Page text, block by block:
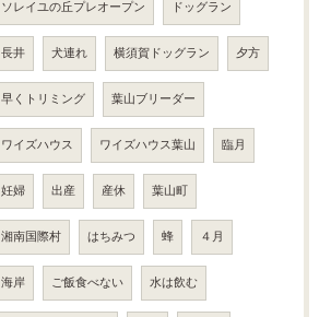
ソレイユの丘プレオープン ドッグラン
長井 犬連れ 横須賀ドッグラン 夕方
早くトリミング 葉山ブリーダー
ワイズハウス ワイズハウス葉山 臨月
妊婦 出産 産休 葉山町
湘南国際村 はちみつ 蜂 ４月
海岸 ご飯食べない 水は飲む